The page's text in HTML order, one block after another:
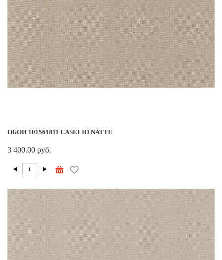
ОБОИ 101561811 CASELIO NATTE
3 400.00 руб.